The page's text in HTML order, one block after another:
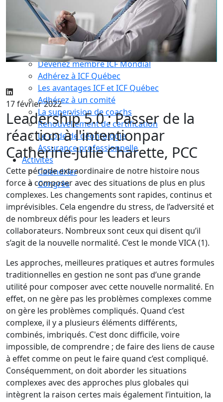
Compétences essentielles
La formation
Le processus de certification
Choisir son coach mentor
Je suis coach
Devenez membre ICF Mondial
Adhérez à ICF Québec
Les avantages ICF et ICF Québec
Adhérez à un comité
La supervision de coachs
Renouvellement de certification
Le code de déontologie
Assurance professionnelle
Activités
Calendrier
Congrès
17 février 2022
Leadership 5.0 : Passer de la
réaction à l'intentionpar
Catherine-Julie Charette, PCC
Cette période extraordinaire de notre histoire nous
force à composer avec des situations de plus en plus
complexes. Les changements sont rapides, continus et
imprévisibles. Cela engendre du stress, de l’adversité et
de nombreux défis pour les leaders et leurs
collaborateurs. Nombreux sont ceux qui disent qu’il
s’agit de la nouvelle normalité. C’est le monde VICA (1).
Les approches, meilleures pratiques et autres formules
traditionnelles en gestion ne sont pas d’une grande
utilité pour composer avec cette nouvelle normalité. En
effet, on ne gère pas les problèmes complexes comme
on gère les problèmes compliqués. Quand c’est
complexe, il y a plusieurs éléments différents,
combinés, imbriqués. C'est donc difficile, voire
impossible, de comprendre ; de faire des liens de cause
à effet comme on peut le faire quand c’est compliqué.
Conséquemment, on doit aborder les situations
complexes avec des approches plus globales qui
intègrent la raison certes mais également l’intuition, la